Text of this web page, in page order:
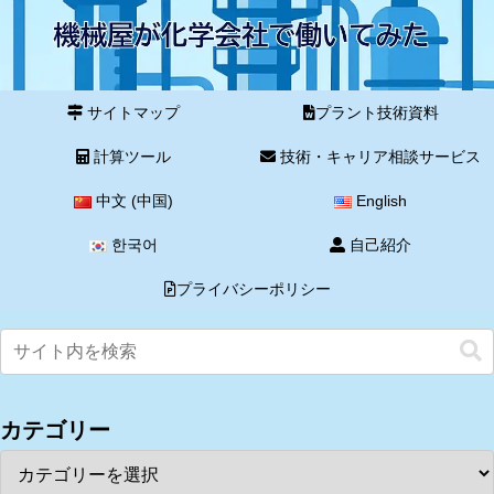
サイトマップ プラント技術資料
計算ツール 技術・キャリア相談サービス
中文 (中国) English
한국어 自己紹介
プライバシーポリシー
カテゴリー